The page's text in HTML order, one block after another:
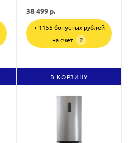
38 499 р.
+ 1155 бонусных рублей
на счет
?
В КОРЗИНУ